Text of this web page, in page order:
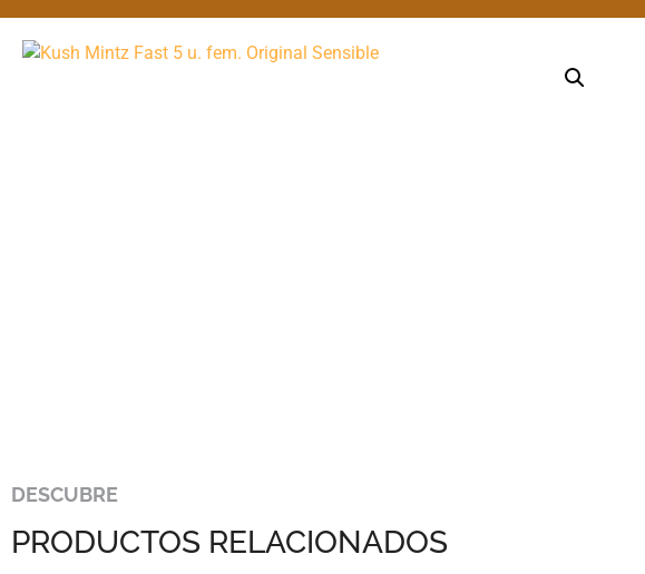
DESCUBRE
PRODUCTOS RELACIONADOS